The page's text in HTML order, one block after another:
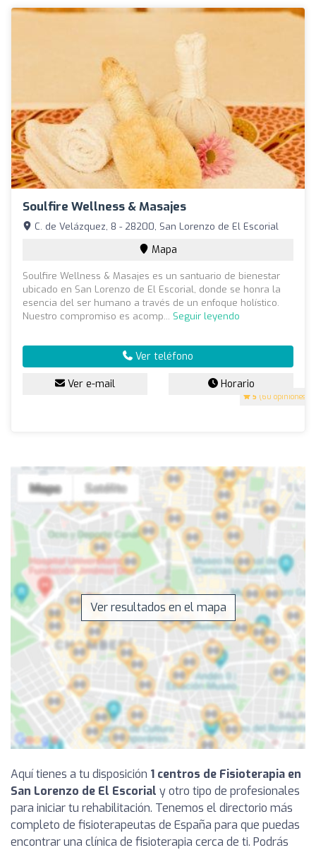
Soulfire Wellness & Masajes
5 (60 opiniones)
C. de Velázquez, 8 - 28200, San Lorenzo de El Escorial
Mapa
Soulfire Wellness & Masajes es un santuario de bienestar
ubicado en San Lorenzo de El Escorial, donde se honra la
esencia del ser humano a través de un enfoque holístico.
Nuestro compromiso es acomp... Seguir leyendo
Ver teléfono
Ver e-mail Horario
Ver resultados en el mapa
Aquí tienes a tu disposición 1 centros de Fisioterapia en
San Lorenzo de El Escorial y otro tipo de profesionales
para iniciar tu rehabilitación. Tenemos el directorio más
completo de fisioterapeutas de España para que puedas
encontrar una clínica de fisioterapia cerca de ti. Podrás